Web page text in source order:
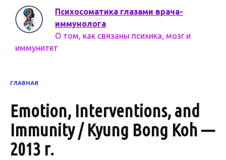
Психосоматика глазами врача-
иммунолога
О том, как связаны психика, мозг и
иммунитет
ГЛАВНАЯ
Emotion, Interventions, and
Immunity / Kyung Bong Koh —
2013 г.